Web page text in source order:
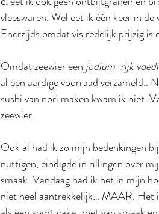
vleeswaren. Wel eet ik één keer in
Enerzijds omdat vis redelijk prijzig is
Omdat zeewier een jodium-rijk
al een aardige voorraad verzameld..
sushi van nori maken kwam ik niet.
zeewier.
Ook al had ik zo mijn bedenkingen
nuttigen, eindigde in rillingen over
smaak. Vandaag had ik het in mijn
niet heel aantrekkelijk… MAAR. Het